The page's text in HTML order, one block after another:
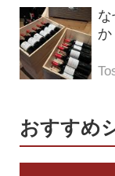
おすすめ